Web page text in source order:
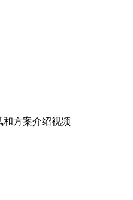
和方案介绍视频